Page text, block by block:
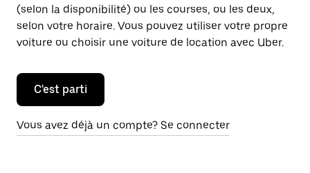
(selon la disponibilité) ou les courses, ou les deux,
selon votre horaire. Vous pouvez utiliser votre propre
voiture ou choisir une voiture de location avec Uber.
C'est parti
Vous avez déjà un compte? Se connecter